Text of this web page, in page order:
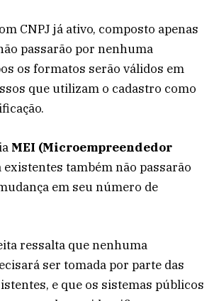
CNPJ já ativo, composto apenas
passarão por nenhuma
os formatos serão válidos em
que utilizam o cadastro como
MEI (Microempreendedor
existentes também não passarão
em seu número de
ressalta que nenhuma
ser tomada por parte das
e que os sistemas públicos